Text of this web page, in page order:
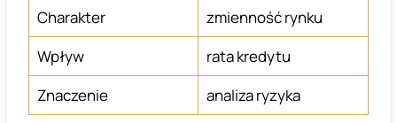
Charakter
zmienność rynku
Wpływ
rata kredytu
Znaczenie
analiza ryzyka